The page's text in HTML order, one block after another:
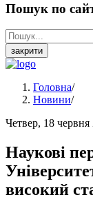
Пошук по
закрити
Головна/
Новини/
Четвер, 18
Наукові
високий